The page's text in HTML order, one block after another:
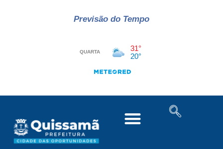
Previsão do Tempo